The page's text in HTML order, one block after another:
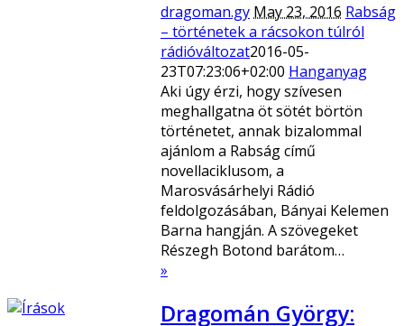
dragoman.gy May 23, 2016 Rabság
– történetek a rácsokon túlról
rádióváltozat2016-05-
23T07:23:06+02:00 Hanganyag
Aki úgy érzi, hogy szívesen
meghallgatna öt sötét börtön
történetet, annak bizalommal
ajánlom a Rabság című
novellaciklusom, a
Marosvásárhelyi Rádió
feldolgozásában, Bányai Kelemen
Barna hangján. A szövegeket
Részegh Botond barátom…
»
Dragomán György: